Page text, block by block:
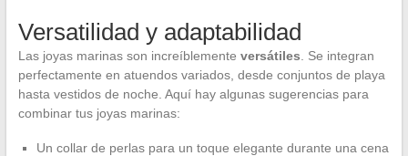
Versatilidad y adaptabilidad
Las joyas marinas son increíblemente versátiles . Se integran
perfectamente en atuendos variados, desde conjuntos de playa
hasta vestidos de noche. Aquí hay algunas sugerencias para
combinar tus joyas marinas:
Un collar de perlas para un toque elegante durante una cena